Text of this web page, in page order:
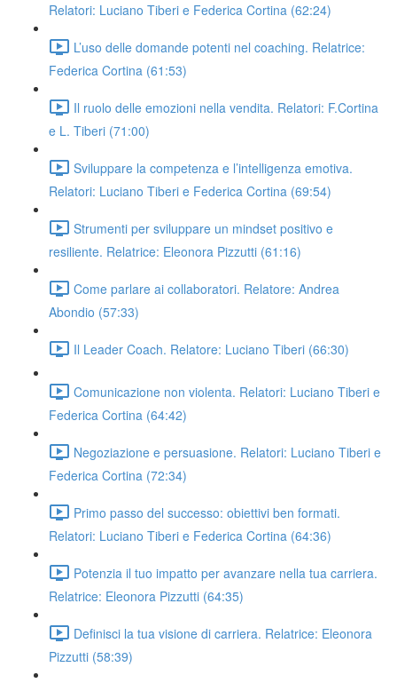
Relatori: Luciano Tiberi e Federica Cortina (62:24)
L’uso delle domande potenti nel coaching. Relatrice:
Federica Cortina (61:53)
Il ruolo delle emozioni nella vendita. Relatori: F.Cortina
e L. Tiberi (71:00)
Sviluppare la competenza e l’intelligenza emotiva.
Relatori: Luciano Tiberi e Federica Cortina (69:54)
Strumenti per sviluppare un mindset positivo e
resiliente. Relatrice: Eleonora Pizzutti (61:16)
Come parlare ai collaboratori. Relatore: Andrea
Abondio (57:33)
Il Leader Coach. Relatore: Luciano Tiberi (66:30)
Comunicazione non violenta. Relatori: Luciano Tiberi e
Federica Cortina (64:42)
Negoziazione e persuasione. Relatori: Luciano Tiberi e
Federica Cortina (72:34)
Primo passo del successo: obiettivi ben formati.
Relatori: Luciano Tiberi e Federica Cortina (64:36)
Potenzia il tuo impatto per avanzare nella tua carriera.
Relatrice: Eleonora Pizzutti (64:35)
Definisci la tua visione di carriera. Relatrice: Eleonora
Pizzutti (58:39)